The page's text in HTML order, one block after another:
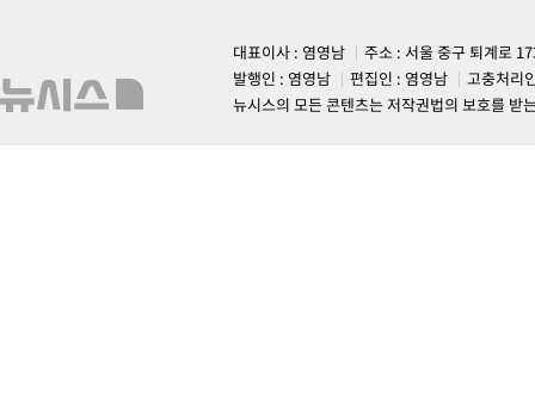
대표이사 : 염영남
주소 : 서울 중구 퇴계로
발행인 : 염영남
편집인 : 염영남
고충처리
뉴시스의 모든 콘텐츠는 저작권법의 보호를